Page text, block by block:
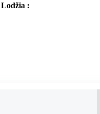
Lodžia :